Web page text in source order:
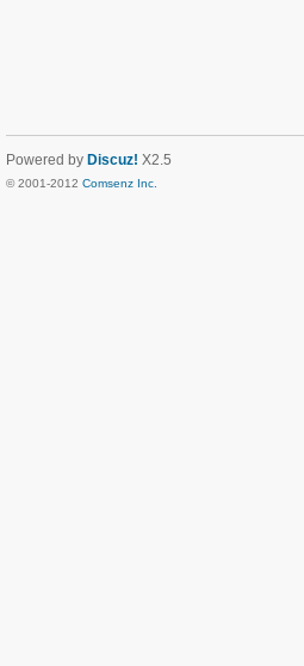
Powered by Discuz! X2.5
© 2001-2012 Comsenz Inc.